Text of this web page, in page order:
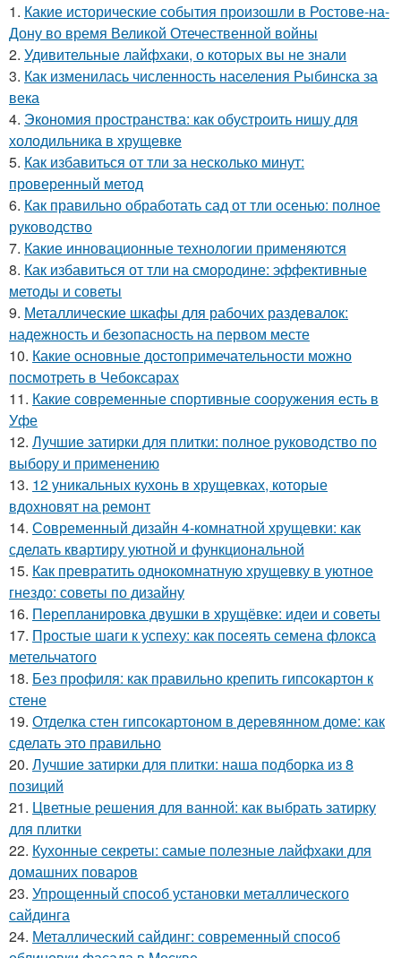
1. Какие исторические события произошли в Ростове-на-
Дону во время Великой Отечественной войны
2. Удивительные лайфхаки, о которых вы не знали
3. Как изменилась численность населения Рыбинска за
века
4. Экономия пространства: как обустроить нишу для
холодильника в хрущевке
5. Как избавиться от тли за несколько минут:
проверенный метод
6. Как правильно обработать сад от тли осенью: полное
руководство
7. Какие инновационные технологии применяются
8. Как избавиться от тли на смородине: эффективные
методы и советы
9. Металлические шкафы для рабочих раздевалок:
надежность и безопасность на первом месте
10. Какие основные достопримечательности можно
посмотреть в Чебоксарах
11. Какие современные спортивные сооружения есть в
Уфе
12. Лучшие затирки для плитки: полное руководство по
выбору и применению
13. 12 уникальных кухонь в хрущевках, которые
вдохновят на ремонт
14. Современный дизайн 4-комнатной хрущевки: как
сделать квартиру уютной и функциональной
15. Как превратить однокомнатную хрущевку в уютное
гнездо: советы по дизайну
16. Перепланировка двушки в хрущёвке: идеи и советы
17. Простые шаги к успеху: как посеять семена флокса
метельчатого
18. Без профиля: как правильно крепить гипсокартон к
стене
19. Отделка стен гипсокартоном в деревянном доме: как
сделать это правильно
20. Лучшие затирки для плитки: наша подборка из 8
позиций
21. Цветные решения для ванной: как выбрать затирку
для плитки
22. Кухонные секреты: самые полезные лайфхаки для
домашних поваров
23. Упрощенный способ установки металлического
сайдинга
24. Металлический сайдинг: современный способ